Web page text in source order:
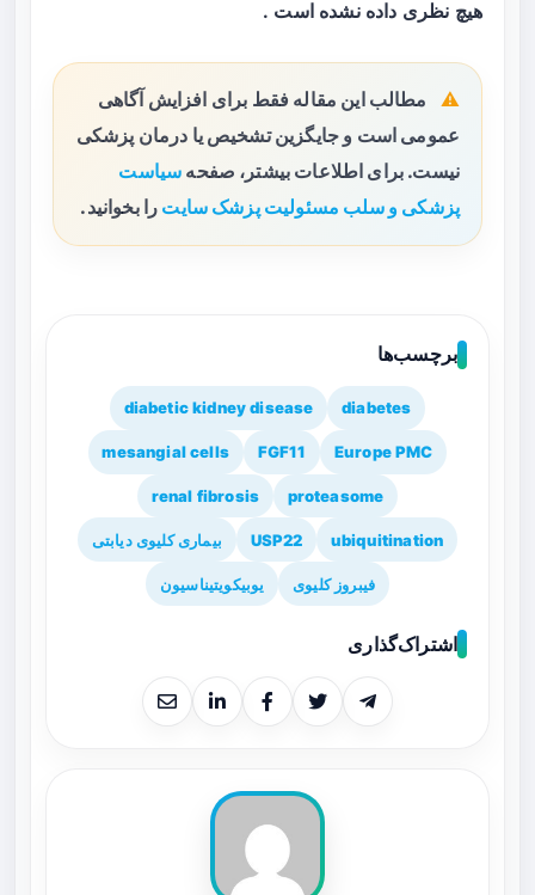
هیچ نظری داده نشده است .
مطالب این مقاله فقط برای افزایش آگاهی
عمومی است و جایگزین تشخیص یا درمان پزشکی
نیست. برای اطلاعات بیشتر، صفحه سیاست
پزشکی و سلب مسئولیت پزشک سایت را بخوانید.
برچسب‌ها
diabetes
diabetic kidney disease
Europe PMC
FGF11
mesangial cells
proteasome
renal fibrosis
ubiquitination
USP22 بیماری کلیوی دیابتی
فیبروز کلیوی یوبيكويتيناسيون
اشتراک‌گذاری